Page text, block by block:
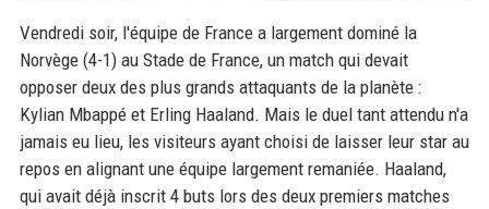
Vendredi soir, l'équipe de France a largement dominé la
Norvège (4-1) au Stade de France, un match qui devait
opposer deux des plus grands attaquants de la planète :
Kylian Mbappé et Erling Haaland. Mais le duel tant attendu n'a
jamais eu lieu, les visiteurs ayant choisi de laisser leur star au
repos en alignant une équipe largement remaniée. Haaland,
qui avait déjà inscrit 4 buts lors des deux premiers matches